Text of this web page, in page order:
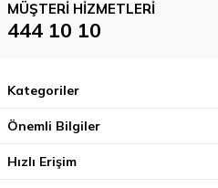
MÜŞTERI HIZMETLERI
444 10 10
Kategoriler
Önemli Bilgiler
Hızlı Erişim